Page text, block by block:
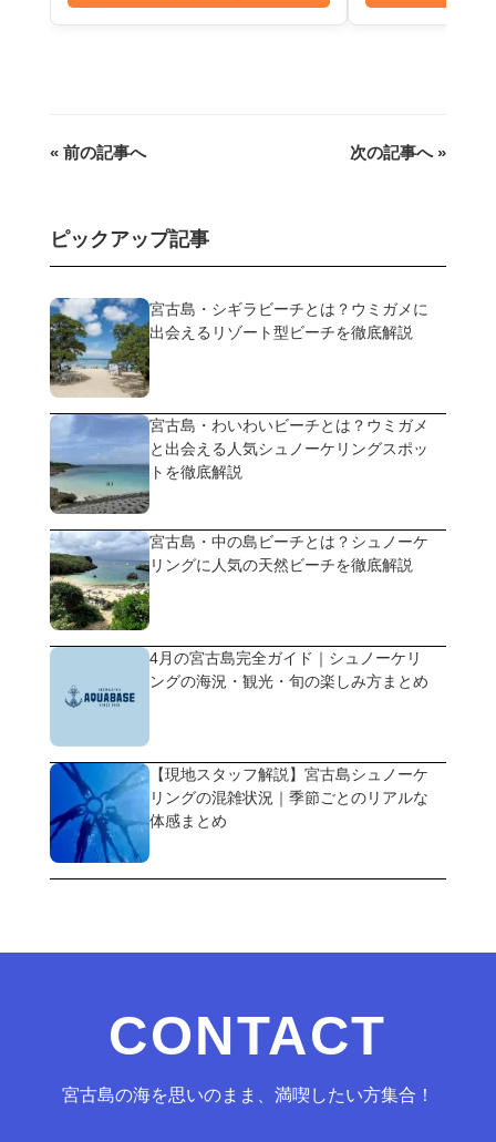
« 前の記事へ 次の記事へ »
ピックアップ記事
宮古島・シギラビーチとは？ウミガメに
出会えるリゾート型ビーチを徹底解説
宮古島・わいわいビーチとは？ウミガメ
と出会える人気シュノーケリングスポッ
トを徹底解説
宮古島・中の島ビーチとは？シュノーケ
リングに人気の天然ビーチを徹底解説
4月の宮古島完全ガイド｜シュノーケリ
ングの海況・観光・旬の楽しみ方まとめ
【現地スタッフ解説】宮古島シュノーケ
リングの混雑状況｜季節ごとのリアルな
体感まとめ
CONTACT
宮古島の海を思いのまま、満喫したい方集合！